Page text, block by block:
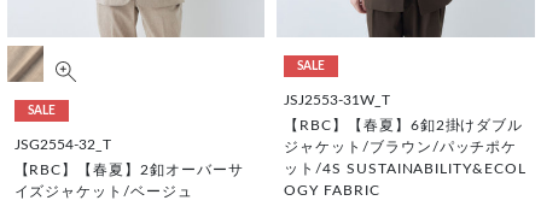
SALE
JSG2554-32_T
【RBC】【春夏】2釦オーバーサ
イズジャケット/ベージュ
SALE
JSJ2553-31W_T
【RBC】【春夏】6釦2掛けダブル
ジャケット/ブラウン/パッチポケ
ット/4S SUSTAINABILITY&ECOL
OGY FABRIC